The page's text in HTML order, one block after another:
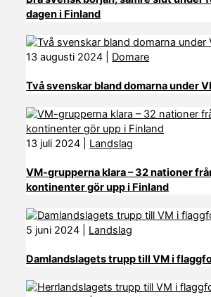
dagen i Finland
13 augusti 2024 Domare
Två svenskar bland domarna under
13 juli 2024 Landslag
VM-grupperna klara – 32 nationer
kontinenter gör upp i Finland
5 juni 2024 Landslag
Damlandslagets trupp till VM i